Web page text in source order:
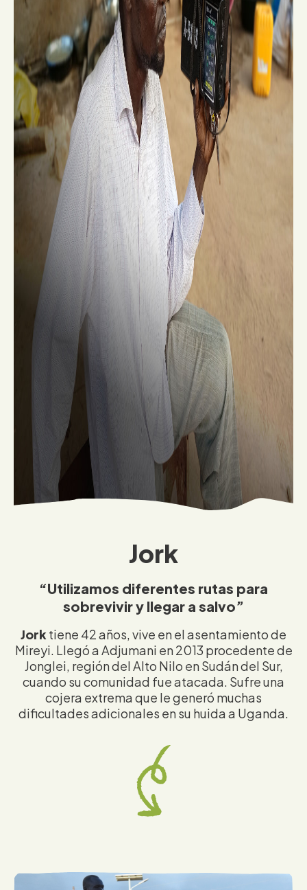
Jork
“Utilizamos diferentes rutas para
sobrevivir y llegar a salvo”
Jork tiene 42 años, vive en el asentamiento de
Mireyi. Llegó a Adjumani en 2013 procedente de
Jonglei, región del Alto Nilo en Sudán del Sur,
cuando su comunidad fue atacada. Sufre una
cojera extrema que le generó muchas
dificultades adicionales en su huida a Uganda.